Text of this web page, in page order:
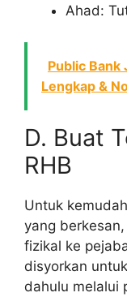
Ahad:
Public Bank
Lengkap &
D. Buat
RHB
Untuk
yang
fizikal ke
disyorkan
dahulu melalui